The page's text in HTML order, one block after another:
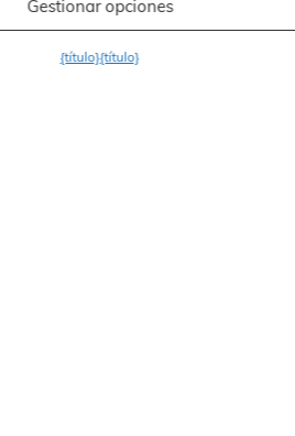
Gestionar opciones
{título}{título}